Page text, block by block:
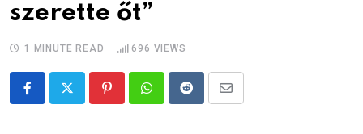
szerette őt”
1 MINUTE READ 696 VIEWS
PinterestWhatsappRedditShare